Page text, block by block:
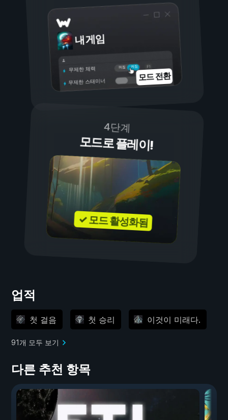
내 게임
켜짐
꺼짐
무제한 체력
무제한 스태미너 모드 전환
4단계
모드로 플레이!
✓ 모드 활성화됨
업적
첫 걸음 첫 승리 이것이 미래다.
91개 모두 보기
다른 추천 항목